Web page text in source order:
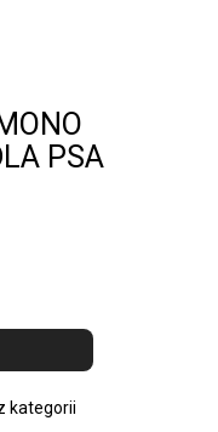
PSA
kategorii